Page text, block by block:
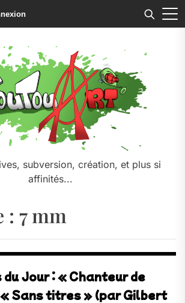
subversion, création, et plus si
affinités...
: 7 mm
Jour : « Chanteur de
Sans titres » (par Gilbert